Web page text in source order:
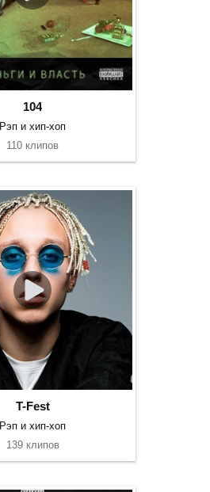
104
Рэп и хип-хоп
110 клипов
T-Fest
Рэп и хип-хоп
139 клипов